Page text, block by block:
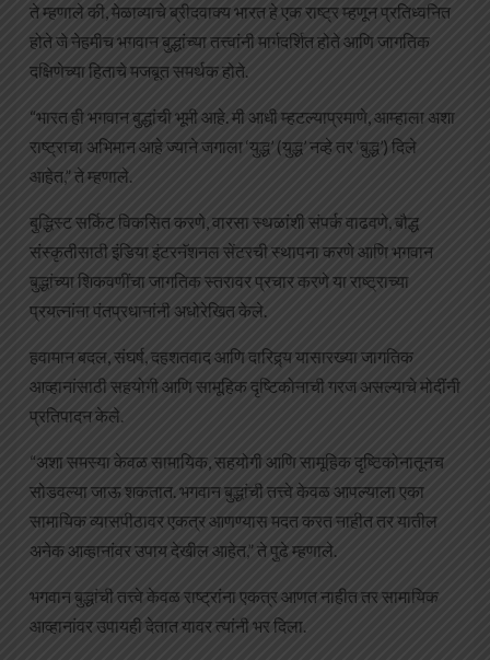
ते म्हणाले की, मेळाव्याचे ब्रीदवाक्य भारत हे एक राष्ट्र म्हणून प्रतिध्वनित
होते जे नेहमीच भगवान बुद्धांच्या तत्त्वांनी मार्गदर्शित होते आणि जागतिक
दक्षिणेच्या हिताचे मजबूत समर्थक होते.
“भारत ही भगवान बुद्धांची भूमी आहे. मी आधी म्हटल्याप्रमाणे, आम्हाला अशा
राष्ट्राचा अभिमान आहे ज्याने जगाला ‘युद्ध’ (युद्ध’ नव्हे तर ‘बुद्ध’) दिले
आहेत,” ते म्हणाले.
बुद्धिस्ट सर्किट विकसित करणे, वारसा स्थळांशी संपर्क वाढवणे, बौद्ध
संस्कृतीसाठी इंडिया इंटरनॅशनल सेंटरची स्थापना करणे आणि भगवान
बुद्धांच्या शिकवणींचा जागतिक स्तरावर प्रचार करणे या राष्ट्राच्या
प्रयत्नांना पंतप्रधानांनी अधोरेखित केले.
हवामान बदल, संघर्ष, दहशतवाद आणि दारिद्र्य यासारख्या जागतिक
आव्हानांसाठी सहयोगी आणि सामूहिक दृष्टिकोनाची गरज असल्याचे मोदींनी
प्रतिपादन केले.
“अशा समस्या केवळ सामायिक, सहयोगी आणि सामूहिक दृष्टिकोनातूनच
सोडवल्या जाऊ शकतात. भगवान बुद्धांची तत्त्वे केवळ आपल्याला एका
सामायिक व्यासपीठावर एकत्र आणण्यास मदत करत नाहीत तर यातील
अनेक आव्हानांवर उपाय देखील आहेत,” ते पुढे म्हणाले.
भगवान बुद्धांची तत्त्वे केवळ राष्ट्रांना एकत्र आणत नाहीत तर सामायिक
आव्हानांवर उपायही देतात यावर त्यांनी भर दिला.